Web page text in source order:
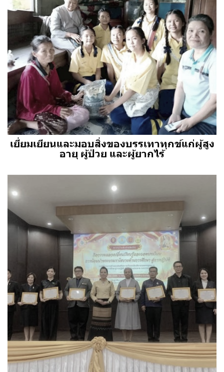
เยี่ยมเยียนและมอบสิ่งของบรรเทาทุกข์แก่ผู้สูง
อายุ ผู้ป่วย และผู้ยากไร้